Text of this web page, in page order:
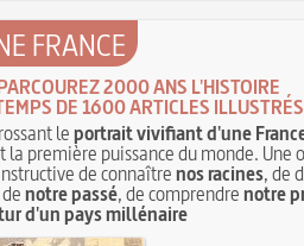
FRANCE
2000 ANS L'HISTOIRE
DE 1600 ARTICLES ILLUSTRÉS
leportrait vivifiant d'une
la première puissance du monde. Une
de connaîtrenos racines, de
notre passé, de comprendrenotre
d'un pays millénaire